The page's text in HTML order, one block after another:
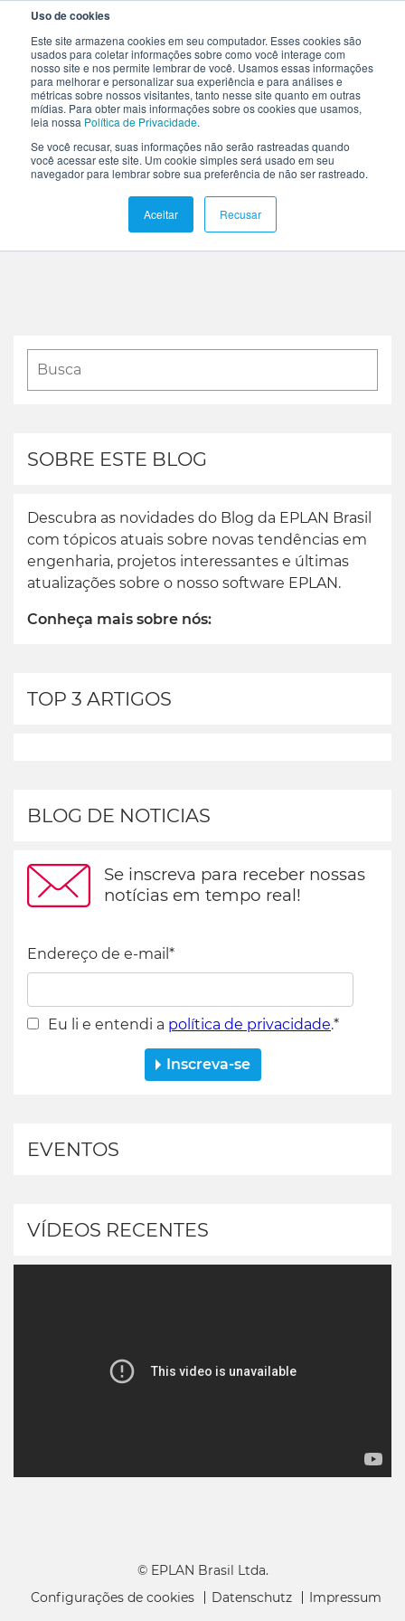
Uso de cookies
Este site armazena cookies em seu computador. Esses cookies são
usados para coletar informações sobre como você interage com
nosso site e nos permite lembrar de você. Usamos essas informações
para melhorar e personalizar sua experiência e para análises e
métricas sobre nossos visitantes, tanto nesse site quanto em outras
mídias. Para obter mais informações sobre os cookies que usamos,
leia nossa Política de Privacidade.
Se você recusar, suas informações não serão rastreadas quando
você acessar este site. Um cookie simples será usado em seu
navegador para lembrar sobre sua preferência de não ser rastreado.
Aceitar Recusar
Tendencias Projetos Software
EPLAN-CLOUD
SOBRE ESTE BLOG
Descubra as novidades do Blog da EPLAN Brasil
com tópicos atuais sobre novas tendências em
engenharia, projetos interessantes e últimas
atualizações sobre o nosso software EPLAN.
Conheça mais sobre nós:
TOP 3 ARTIGOS
BLOG DE NOTICIAS
Se inscreva para receber nossas
notícias em tempo real!
Endereço de e-mail *
Eu li e entendi a política de privacidade.*
EVENTOS
VÍDEOS RECENTES
© EPLAN Brasil Ltda.
Configurações de cookies
Datenschutz Impressum